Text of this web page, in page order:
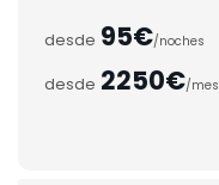
desde 95€/noches
desde 2250€/mes